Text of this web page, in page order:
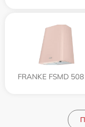
FRANKE FSMD